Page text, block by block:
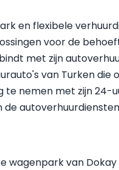
en flexibele
voor de
met zijn
van Turken die
nemen met zijn 24-
wagenpark van